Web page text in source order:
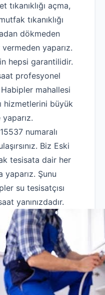
tıkanıklığı açma,
tıkanıklığı
dökmeden
yaparız.
hepsi garantilidir.
profesyonel
mahallesi
hizmetlerini büyük
numaralı
Biz Eski
tesisata dair her
Şunu
su tesisatçısı
yanınızdadır.